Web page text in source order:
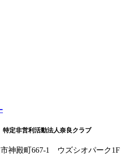
定非営利活動法人奈良クラブ
神殿町667-1
ウズシオパーク1F